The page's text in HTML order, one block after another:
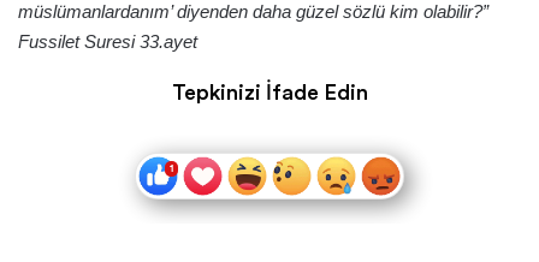
müslümanlardanım’ diyenden daha güzel sözlü kim olabilir?”
Fussilet Suresi 33.ayet
Tepkinizi İfade Edin